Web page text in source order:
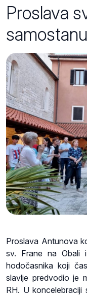
Proslava
Proslava Antunova
sv. Frane na Obali
hodočasnika koji
slavlje predvodio je
RH. U